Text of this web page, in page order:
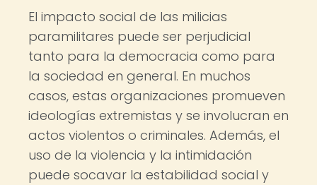
El impacto social de las milicias
paramilitares puede ser perjudicial
tanto para la democracia como para
la sociedad en general. En muchos
casos, estas organizaciones promueven
ideologías extremistas y se involucran en
actos violentos o criminales. Además, el
uso de la violencia y la intimidación
puede socavar la estabilidad social y